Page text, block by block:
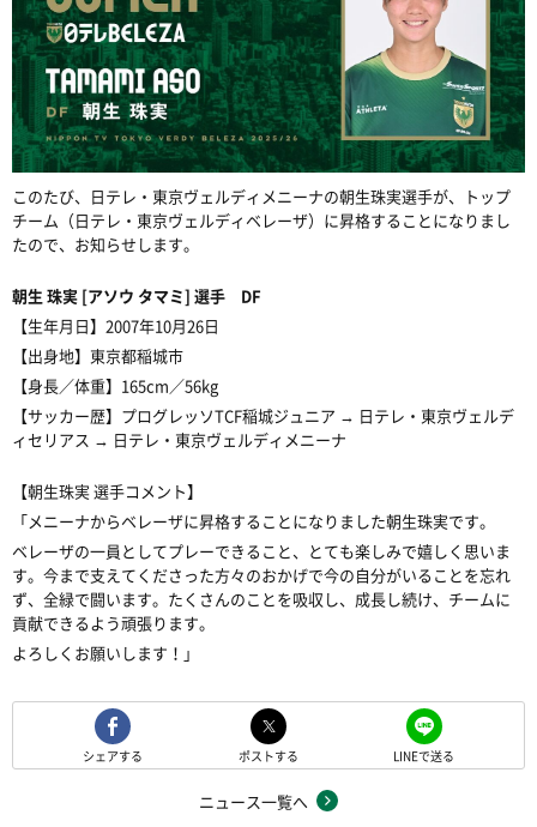
このたび、日テレ・東京ヴェルディメニーナの朝生珠実選手が、トップ
チーム （日テレ・東京ヴェルディベレーザ） に昇格することになりまし
たので、お知らせします。
朝生 珠実 [アソウ タマミ] 選手 DF
【生年月日】2007年10月26日
【出身地】東京都稲城市
【身長／体重】165cm／56kg
【サッカー歴】プログレッソTCF稲城ジュニア → 日テレ・東京ヴェルデ
ィセリアス → 日テレ・東京ヴェルディメニーナ
【朝生珠実 選手コメント】
「メニーナからベレーザに昇格することになりました朝生珠実です。
ベレーザの一員としてプレーできること、とても楽しみで嬉しく思いま
す。今まで支えてくださった方々のおかげで今の自分がいることを忘れ
ず、全緑で闘います。たくさんのことを吸収し、成長し続け、チームに
貢献できるよう頑張ります。
よろしくお願いします！」
シェアする ポストする LINEで送る
ニュース一覧へ